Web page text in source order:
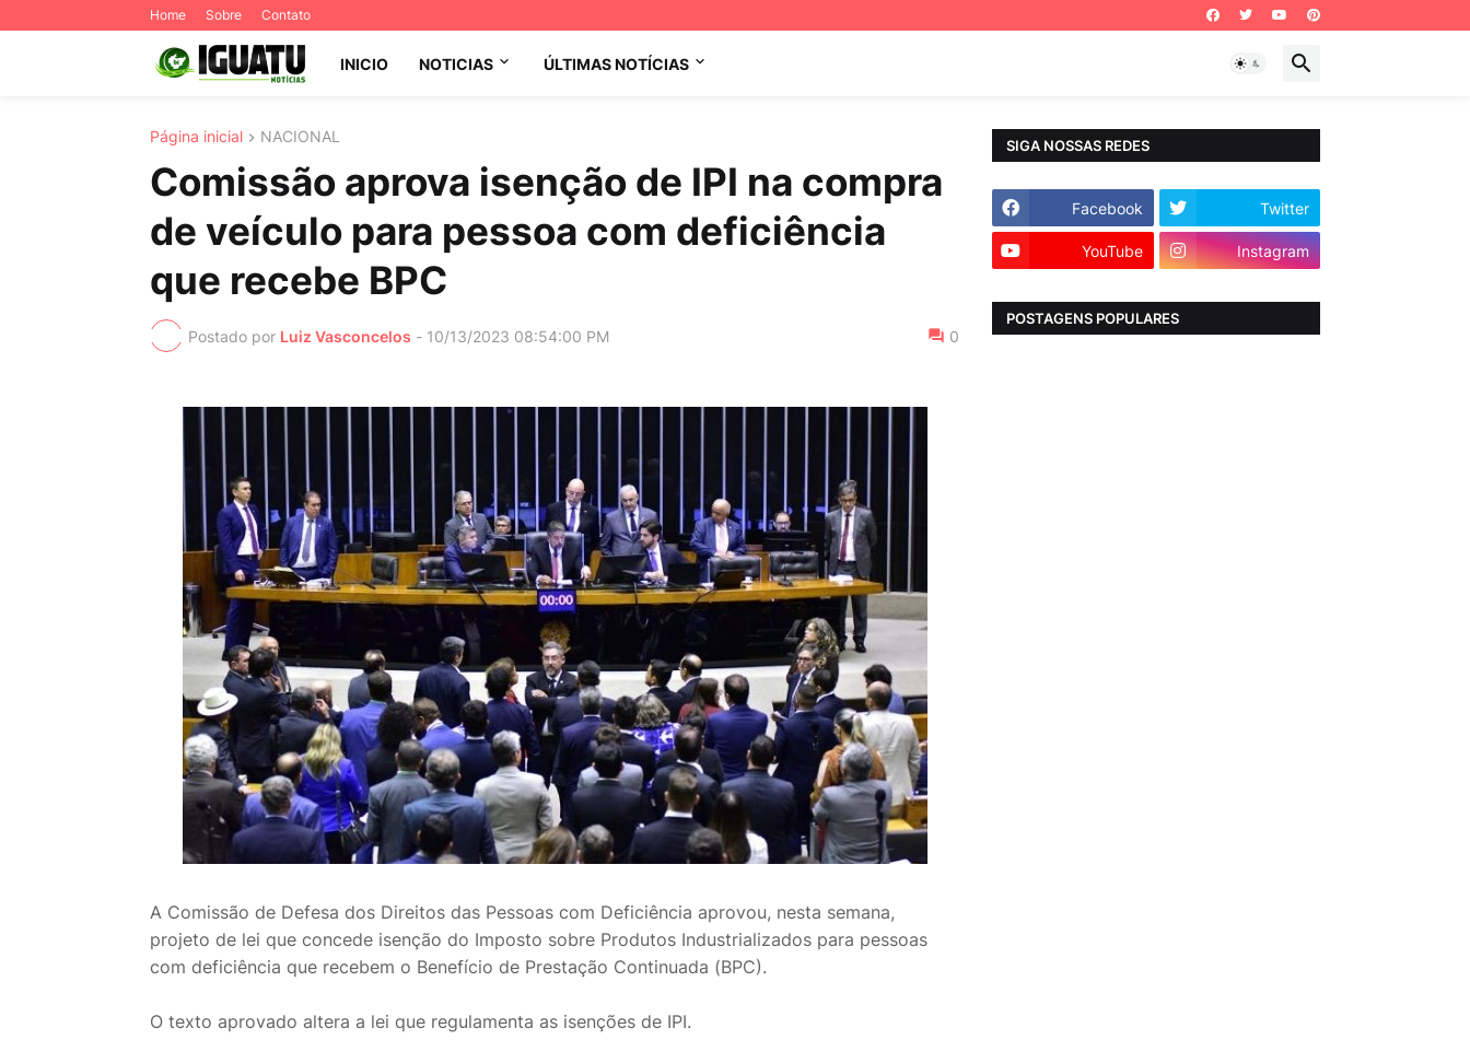
Home Sobre Contato
INICIO NOTICIAS ÚLTIMAS NOTÍCIAS
Página inicial NACIONAL
Comissão aprova isenção de IPI na compra
de veículo para pessoa com deficiência
que recebe BPC
Postado por Luiz Vasconcelos - 10/13/2023 08:54:00 PM 0
A Comissão de Defesa dos Direitos das Pessoas com Deficiência aprovou, nesta semana,
projeto de lei que concede isenção do Imposto sobre Produtos Industrializados para pessoas
com deficiência que recebem o Benefício de Prestação Continuada (BPC).
O texto aprovado altera a lei que regulamenta as isenções de IPI.
SIGA NOSSAS REDES
Facebook Twitter
YouTube Instagram
POSTAGENS POPULARES